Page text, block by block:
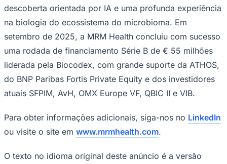
descoberta orientada por IA e uma profunda experiência
na biologia do ecossistema do microbioma. Em
setembro de 2025, a MRM Health concluiu com sucesso
uma rodada de financiamento Série B de € 55 milhões
liderada pela Biocodex, com grande suporte da ATHOS,
do BNP Paribas Fortis Private Equity e dos investidores
atuais SFPIM, AvH, OMX Europe VF, QBIC II e VIB.
Para obter informações adicionais, siga-nos no LinkedIn
ou visite o site em www.mrmhealth.com.
O texto no idioma original deste anúncio é a versão